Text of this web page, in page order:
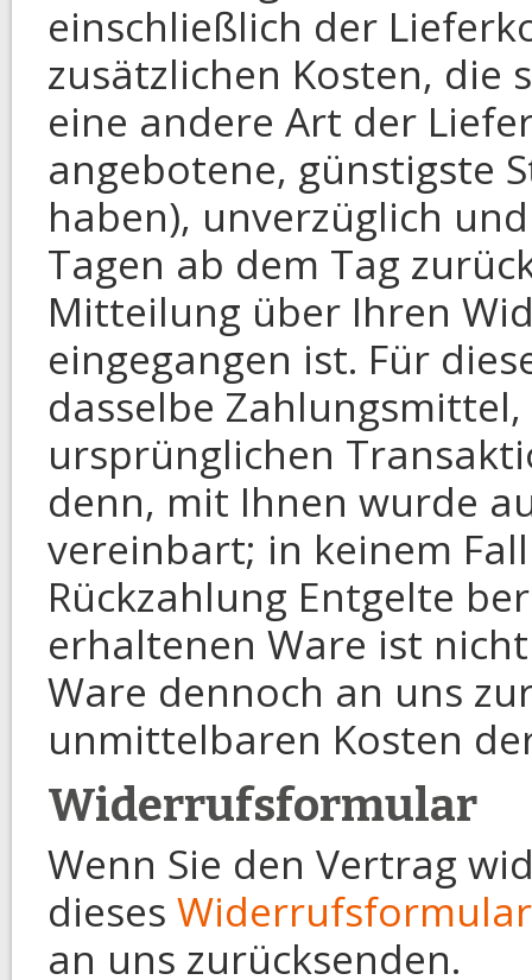
einschließlich der
zusätzlichen Kosten, die
eine andere Art der
angebotene, günstigste
haben), unverzüglich
Tagen ab dem Tag
Mitteilung über Ihren
eingegangen ist. Für
dasselbe
ursprünglichen
denn, mit Ihnen wurde
vereinbart; in keinem
Rückzahlung Entgelte
erhaltenen Ware ist
Ware dennoch an uns
unmittelbaren Kosten
Widerrufsformular
Wenn Sie den Vertrag
dieses Widerrufsformular
an uns zurücksenden.